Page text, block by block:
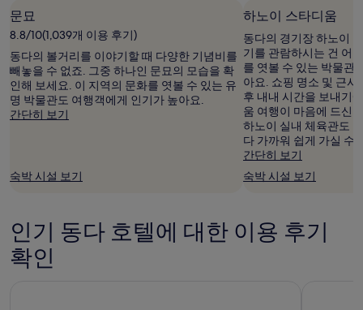
관
이
적
용
될
수
있
습
니
문묘
8.8/10(1,039개 이용 후기)
동다의 볼거리를 이야기할 때 다양한 기념비를
빼놓을 수 없죠. 그중 하나인 문묘의 모습을 확
인해 보세요. 이 지역의 문화를 엿볼 수 있는 유
명 박물관도 여행객에게 인기가 높아요.
간단히 보기
숙박 시설 보기
하노이 스타디움
동다의 경기장 하노이
기를 관람하시는 건 어
를 엿볼 수 있는 박물관
아요. 쇼핑 명소 및 근
후 내내 시간을 보내기
움 여행이 마음에 드신
하노이 실내 체육관도
다 가까워 쉽게 가실 수
간단히 보기
숙박 시설 보기
인기 동다 호텔에 대한 이용 후기
확인